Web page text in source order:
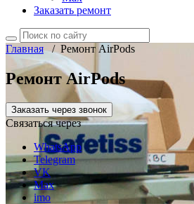
Заказать ремонт
Главная/ Ремонт AirPods
Ремонт AirPods
Заказать через звонок
Связаться через
WhatsApp
Telegram
VK
Max
imo